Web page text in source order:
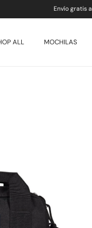
Envío gratis
ALL MOCHILAS